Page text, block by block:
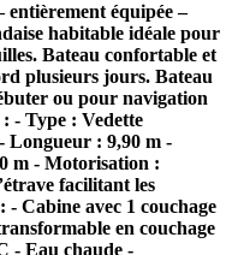
entièrement équipée –
habitable idéale pour
Bateau confortable et
plusieurs jours. Bateau
ou pour navigation
- Type : Vedette
Longueur : 9,90 m -
m - Motorisation :
facilitant les
Cabine avec 1 couchage
en couchage
- Eau chaude -